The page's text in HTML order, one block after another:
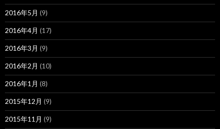
2016年5月 (9)
2016年4月 (17)
2016年3月 (9)
2016年2月 (10)
2016年1月 (8)
2015年12月 (9)
2015年11月 (9)